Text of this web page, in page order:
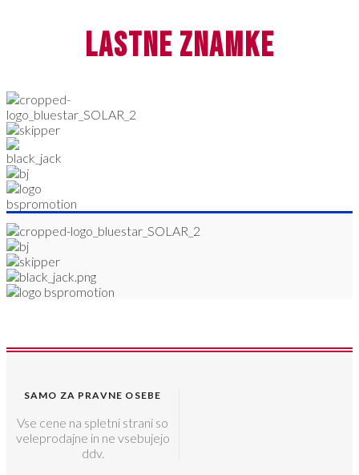
lastne znamke
SAMO ZA PRAVNE OSEBE
Vse cene na spletni strani so
veleprodajne in ne vsebujejo
ddv.